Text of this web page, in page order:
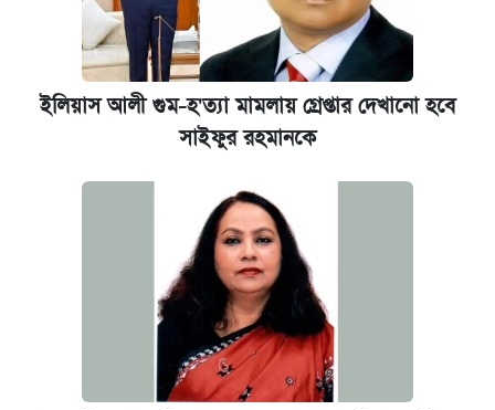
ইলিয়াস আলী গুম-হ'ত্যা মামলায় গ্রেপ্তার দেখানো হবে
সাইফুর রহমানকে